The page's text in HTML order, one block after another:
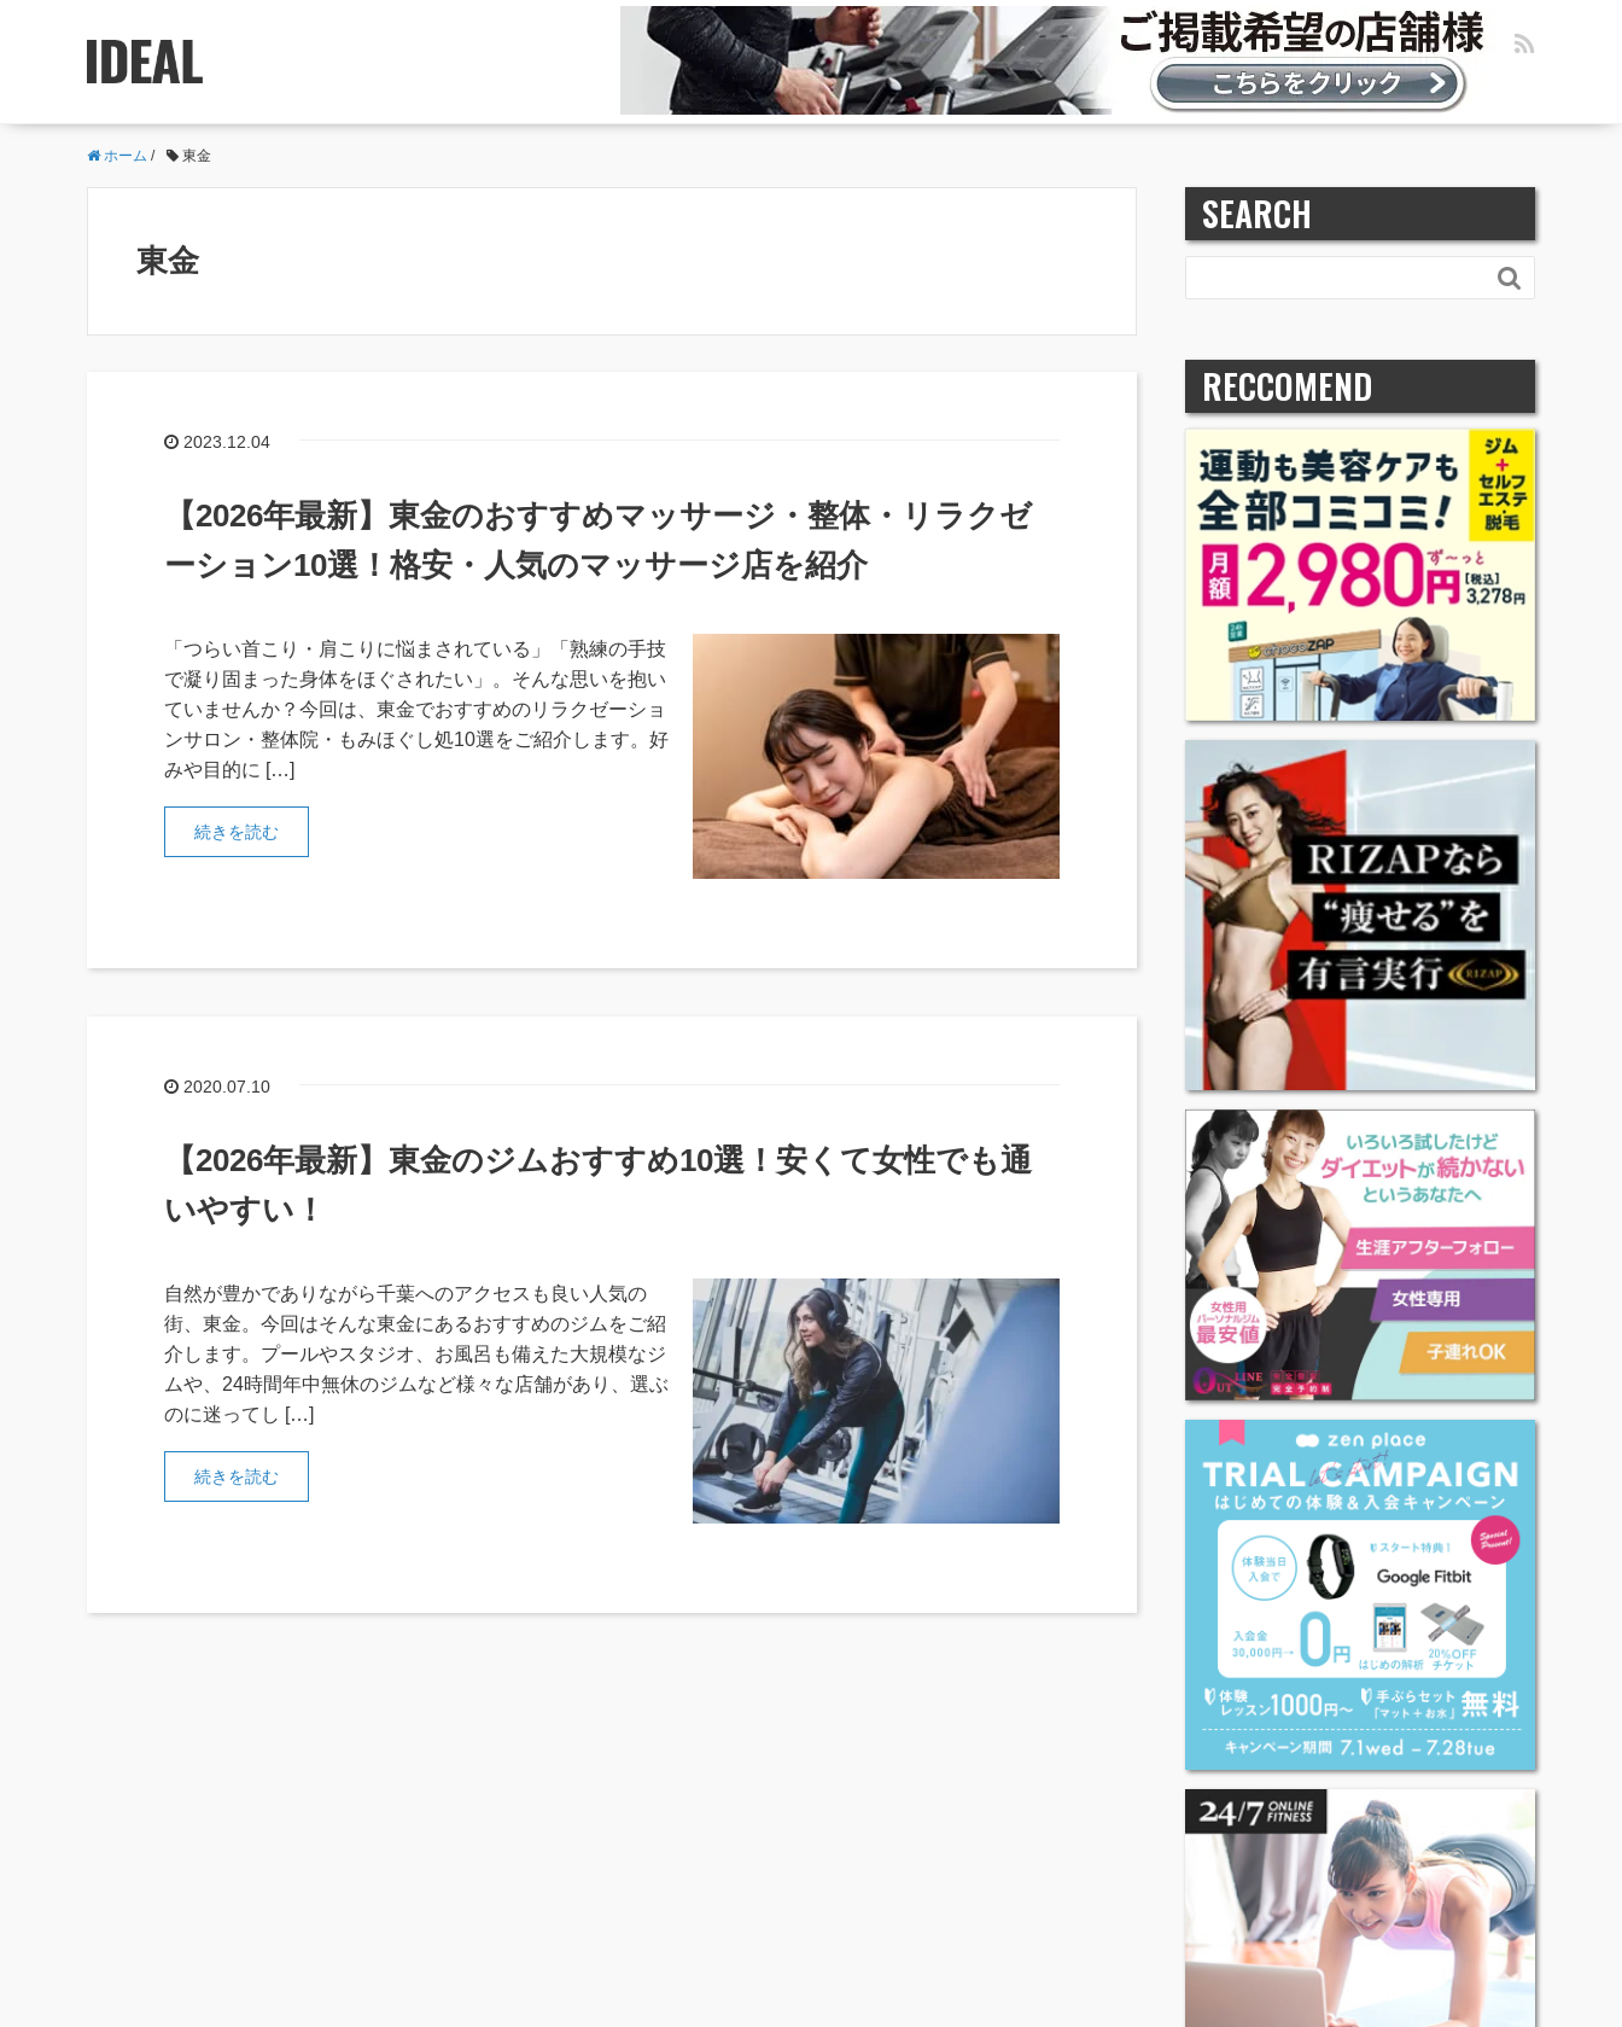
ホーム / 東金
東金
2023.12.04
【2026年最新】東金のおすすめマッサージ・整体・リラクゼ
ーション10選！格安・人気のマッサージ店を紹介
「つらい首こり・肩こりに悩まされている」「熟練の手技
で凝り固まった身体をほぐされたい」。そんな思いを抱い
ていませんか？今回は、東金でおすすめのリラクゼーショ
ンサロン・整体院・もみほぐし処10選をご紹介します。好
みや目的に […]
続きを読む
2020.07.10
【2026年最新】東金のジムおすすめ10選！安くて女性でも通
いやすい！
自然が豊かでありながら千葉へのアクセスも良い人気の
街、東金。今回はそんな東金にあるおすすめのジムをご紹
介します。プールやスタジオ、お風呂も備えた大規模なジ
ムや、24時間年中無休のジムなど様々な店舗があり、選ぶ
のに迷ってし […]
続きを読む
SEARCH

RECCOMEND